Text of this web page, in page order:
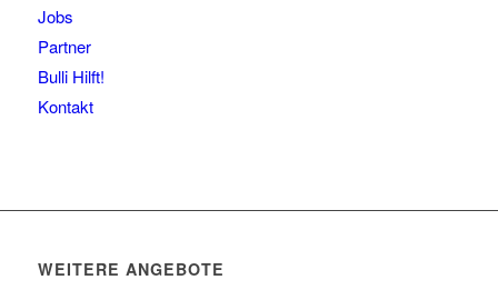
Jobs
Partner
Bulli Hilft!
Kontakt
WEITERE ANGEBOTE